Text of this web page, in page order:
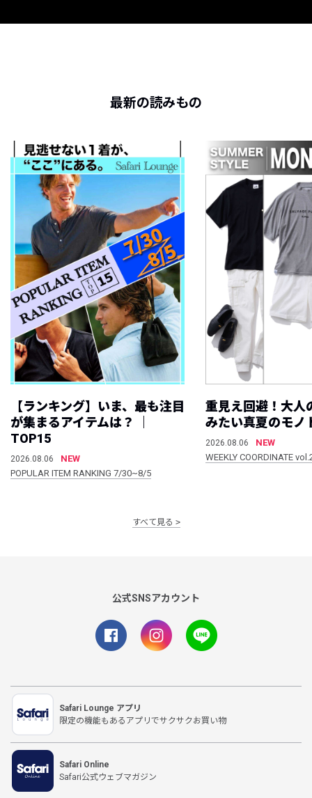
最新の読みもの
【ランキング】いま、最も注目
が集まるアイテムは？ ｜
TOP15
2026.08.06
NEW
POPULAR ITEM RANKING 7/30~8/5
重見え回避！大人
みたい真夏のモノ
2026.08.06
NEW
WEEKLY COORDINATE
すべて見る
公式SNSアカウント
Safari Lounge アプリ
限定の機能もあるアプリでサクサクお買い物
Safari Online
Safari公式ウェブマガジン